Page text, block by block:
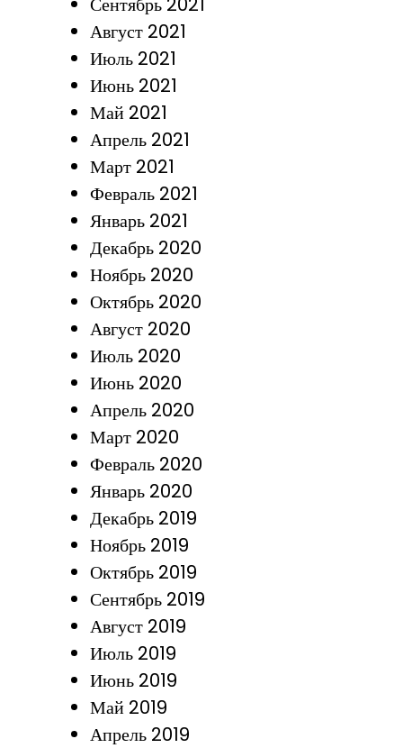
Август 2021
Июль 2021
Июнь 2021
Май 2021
Апрель 2021
Март 2021
Февраль 2021
Январь 2021
Декабрь 2020
Ноябрь 2020
Октябрь 2020
Август 2020
Июль 2020
Июнь 2020
Апрель 2020
Март 2020
Февраль 2020
Январь 2020
Декабрь 2019
Ноябрь 2019
Октябрь 2019
Сентябрь 2019
Август 2019
Июль 2019
Июнь 2019
Май 2019
Апрель 2019